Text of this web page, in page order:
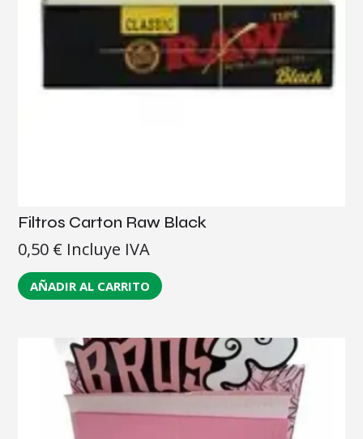
Filtros Carton Raw Black
0,50 € Incluye IVA
AÑADIR AL CARRITO